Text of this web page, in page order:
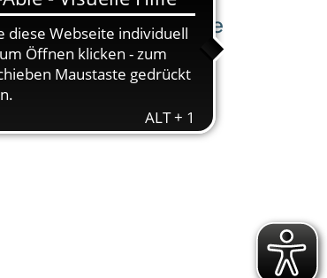
info@kbw-toelz-wor.de